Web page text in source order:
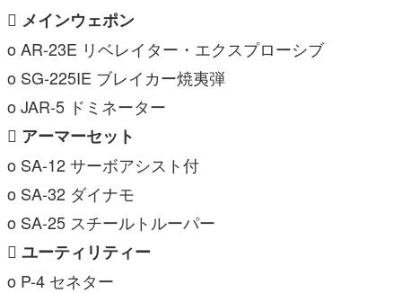
 メインウェポン
o AR-23E リベレイター・エクスプローシブ
o SG-225IE ブレイカー焼夷弾
o JAR-5 ドミネーター
 アーマーセット
o SA-12 サーボアシスト付
o SA-32 ダイナモ
o SA-25 スチールトルーパー
 ユーティリティー
o P-4 セネター